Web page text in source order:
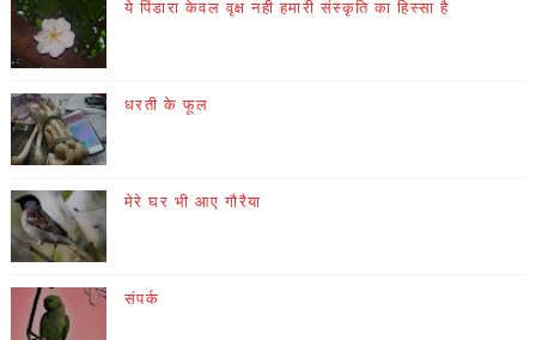
ये पिंडारा केवल वृक्ष नही हमारी संस्कृति का हिस्सा है
धरती के फूल
मेरे घर भी आए गौरैया
संपर्क